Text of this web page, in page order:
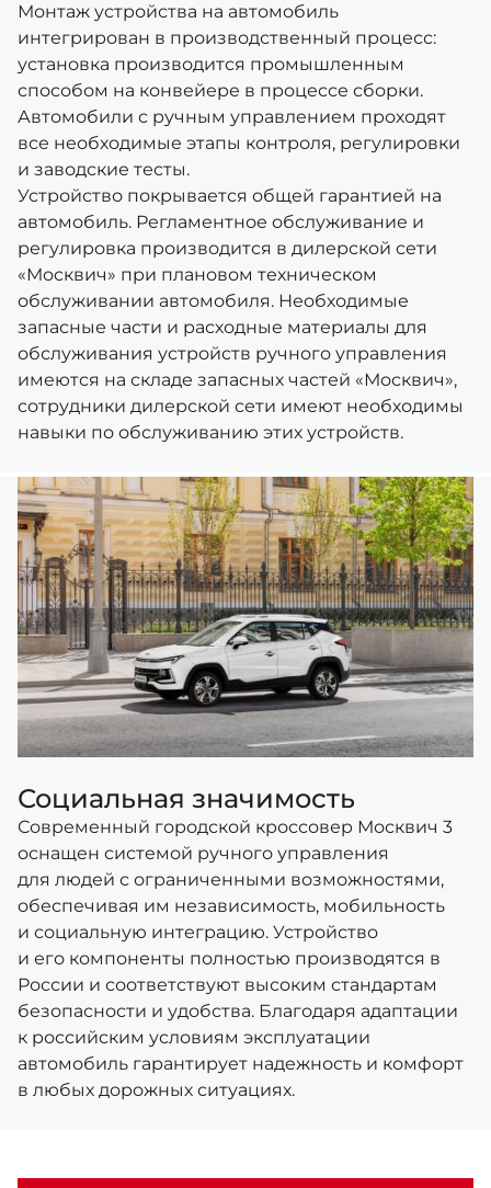
Монтаж устройства на автомобиль
интегрирован в производственный процесс:
установка производится промышленным
способом на конвейере в процессе сборки.
Автомобили с ручным управлением проходят
все необходимые этапы контроля, регулировки
и заводские тесты.
Устройство покрывается общей гарантией на
автомобиль. Регламентное обслуживание и
регулировка производится в дилерской сети
«Москвич» при плановом техническом
обслуживании автомобиля. Необходимые
запасные части и расходные материалы для
обслуживания устройств ручного управления
имеются на складе запасных частей «Москвич»,
сотрудники дилерской сети имеют необходимы
навыки по обслуживанию этих устройств.
Социальная значимость
Современный городской кроссовер Москвич 3
оснащен системой ручного управления
для людей с ограниченными возможностями,
обеспечивая им независимость, мобильность
и социальную интеграцию. Устройство
и его компоненты полностью производятся в
России и соответствуют высоким стандартам
безопасности и удобства. Благодаря адаптации
к российским условиям эксплуатации
автомобиль гарантирует надежность и комфорт
в любых дорожных ситуациях.